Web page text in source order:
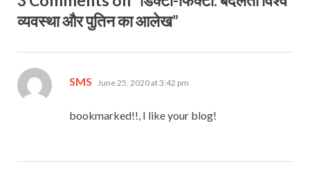
व्यवस्था और पुतिन का आलेख”
SMS says:
June 25, 2020 at 3:42 pm
bookmarked!!, I like your blog!